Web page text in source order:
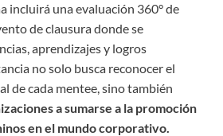
incluirá una evaluación 360° de
de clausura donde se
aprendizajes y logros
no solo busca reconocer el
de cada mentee, sino también
a sumarse a la promoción
en el mundo corporativo.